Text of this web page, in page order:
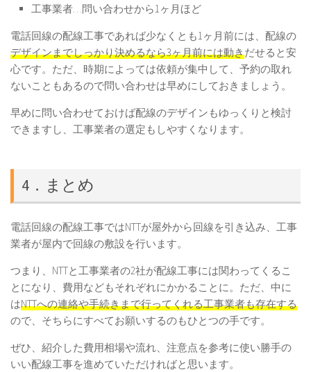
工事業者…問い合わせから1ヶ月ほど
電話回線の配線工事であれば少なくとも1ヶ月前には、配線の
デザインまでしっかり決めるなら3ヶ月前には動きだせると安
心です。ただ、時期によっては依頼が集中して、予約の取れ
ないこともあるので問い合わせは早めにしておきましょう。
早めに問い合わせておけば配線のデザインもゆっくりと検討
できますし、工事業者の選定もしやすくなります。
4．まとめ
電話回線の配線工事ではNTTが屋外から回線を引き込み、工事
業者が屋内で回線の敷設を行います。
つまり、NTTと工事業者の2社が配線工事には関わってくるこ
とになり、費用などもそれぞれにかかることに。ただ、中に
はNTTへの連絡や手続きまで行ってくれる工事業者も存在する
ので、そちらにすべてお願いするのもひとつの手です。
ぜひ、紹介した費用相場や流れ、注意点を参考に使い勝手の
いい配線工事を進めていただければと思います。